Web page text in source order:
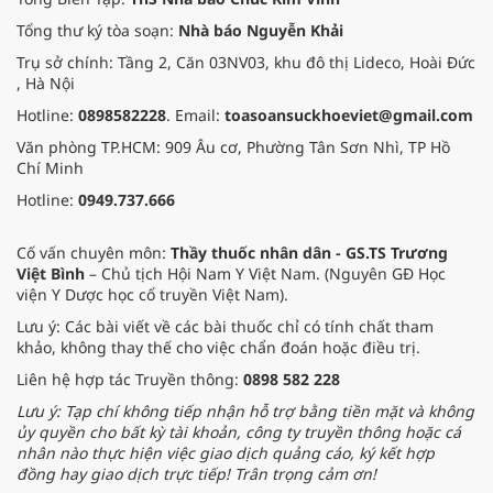
Tổng thư ký tòa soạn: Nhà báo Nguyễn Khải
Trụ sở chính: Tầng 2, Căn 03NV03, khu đô thị Lideco, Hoài Đức
, Hà Nội
Hotline: 0898582228. Email: toasoansuckhoeviet@gmail.com
Văn phòng TP.HCM: 909 Âu cơ, Phường Tân Sơn Nhì, TP Hồ
Chí Minh
Hotline: 0949.737.666
Cố vấn chuyên môn: Thầy thuốc nhân dân - GS.TS Trương
Việt Bình – Chủ tịch Hội Nam Y Việt Nam. (Nguyên GĐ Học
viện Y Dược học cổ truyền Việt Nam).
Lưu ý: Các bài viết về các bài thuốc chỉ có tính chất tham
khảo, không thay thế cho việc chẩn đoán hoặc điều trị.
Liên hệ hợp tác Truyền thông: 0898 582 228
Lưu ý: Tạp chí không tiếp nhận hỗ trợ bằng tiền mặt và không
ủy quyền cho bất kỳ tài khoản, công ty truyền thông hoặc cá
nhân nào thực hiện việc giao dịch quảng cáo, ký kết hợp
đồng hay giao dịch trực tiếp! Trân trọng cảm ơn!